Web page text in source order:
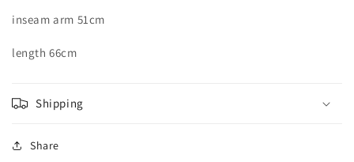
inseam arm 51cm
length 66cm
Shipping
Share